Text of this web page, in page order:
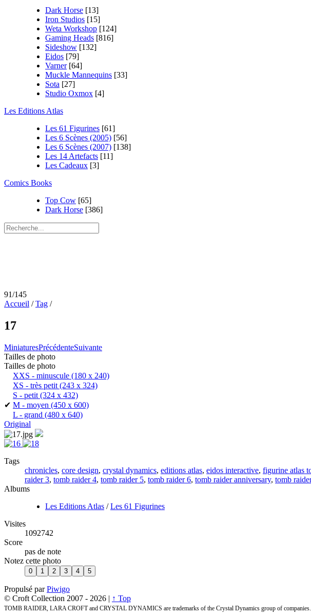
Dark Horse [13]
Iron Studios [15]
Weta Workshop [124]
Gaming Heads [816]
Sideshow [132]
Eidos [79]
Varner [64]
Muckle Mannequins [33]
Sota [27]
Studio Oxmox [4]
Les Editions Atlas
Les 61 Figurines [61]
Les 6 Scènes (2005) [56]
Les 6 Scènes (2007) [138]
Les 14 Artefacts [11]
Les Cadeaux [3]
Comics Books
Top Cow [65]
Dark Horse [386]
91/145
Accueil /Tag /
17
MiniaturesPrécédenteSuivante
Tailles de photo
Tailles de photo
XXS - minuscule (180 x 240)
XS - très petit (243 x 324)
S - petit (324 x 432)
✔ M - moyen (450 x 600)
L - grand (480 x 640)
Original
Tags
chronicles, core design, crystal dynamics, editions atlas, eidos interactive, figurine atlas
raider 3, tomb raider 4, tomb raider 5, tomb raider 6, tomb raider anniversary, tomb
Albums
Les Editions Atlas /Les 61 Figurines
Visites
1092742
Score
pas de note
Notez cette photo
Propulsé parPiwigo
© Croft Collection 2007 - 2026 | ↑ Top
TOMB RAIDER, LARA CROFT and CRYSTAL DYNAMICS are trademarks of the Crystal Dynamics group of companies.